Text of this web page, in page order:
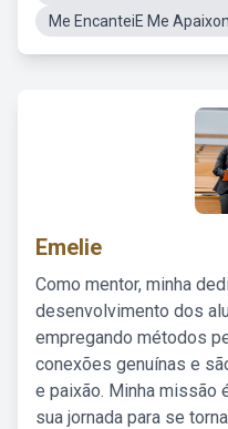
Me EncanteiE Me
Emelie
Como mentor, minha
desenvolvimento dos
empregando métodos
conexões genuínas e
e paixão. Minha missão
sua jornada para se